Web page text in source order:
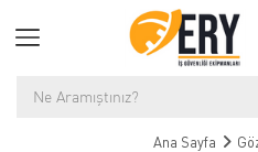
Ana Sayfa